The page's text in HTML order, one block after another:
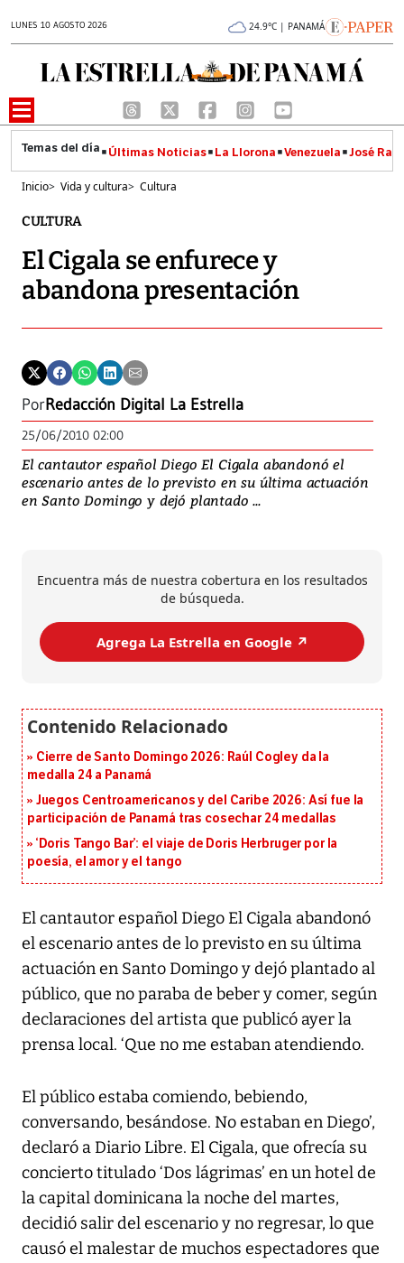
LUNES 10 AGOSTO 2026 24.9°C | PANAMÁ
Últimas Noticias La Llorona Venezuela José
Inicio> Vida y cultura> Cultura
CULTURA
El Cigala se enfurece y
abandona presentación
PorRedacción Digital La Estrella
25/06/2010 02:00
El cantautor español Diego El Cigala abandonó el
escenario antes de lo previsto en su última actuación
en Santo Domingo y dejó plantado ...
Encuentra más de nuestra cobertura en los resultados
de búsqueda.
Agrega La Estrella en Google ↗️
Cierre de Santo Domingo 2026: Raúl Cogley da la
medalla 24 a Panamá
Juegos Centroamericanos y del Caribe 2026: Así fue la
participación de Panamá tras cosechar 24 medallas
‘Doris Tango Bar’: el viaje de Doris Herbruger por la
poesía, el amor y el tango
El cantautor español Diego El Cigala abandonó
el escenario antes de lo previsto en su última
actuación en Santo Domingo y dejó plantado al
público, que no paraba de beber y comer, según
declaraciones del artista que publicó ayer la
prensa local. ‘Que no me estaban atendiendo.
El público estaba comiendo, bebiendo,
conversando, besándose. No estaban en Diego’,
declaró a Diario Libre. El Cigala, que ofrecía su
concierto titulado ‘Dos lágrimas’ en un hotel de
la capital dominicana la noche del martes,
decidió salir del escenario y no regresar, lo que
causó el malestar de muchos espectadores que